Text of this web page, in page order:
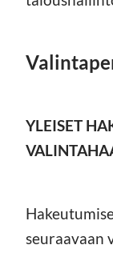
YLEISET
seuraavaan